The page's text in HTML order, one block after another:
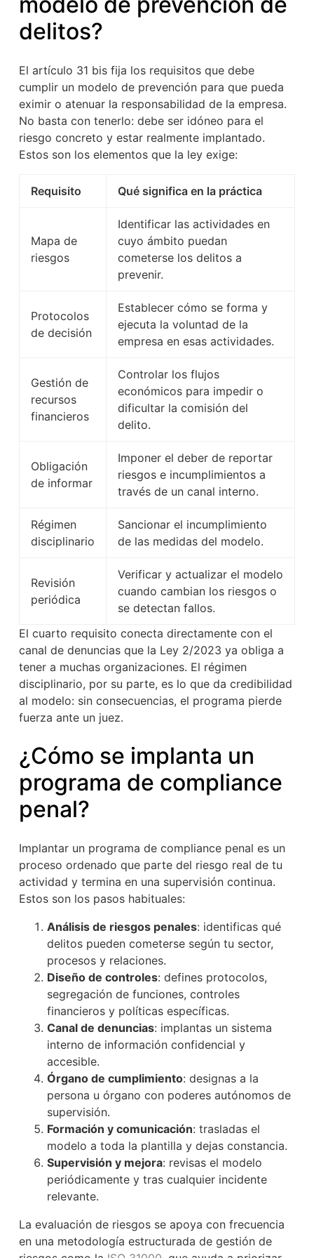
delitos?
El artículo 31 bis fija los requisitos que debe
cumplir un modelo de prevención para que pueda
eximir o atenuar la responsabilidad de la empresa.
No basta con tenerlo: debe ser idóneo para el
riesgo concreto y estar realmente implantado.
Estos son los elementos que la ley exige:
Requisito Qué significa en la práctica
Mapa de
riesgos
Identificar las actividades en
cuyo ámbito puedan
cometerse los delitos a
prevenir.
Protocolos
de decisión
Establecer cómo se forma y
ejecuta la voluntad de la
empresa en esas actividades.
Gestión de
recursos
financieros
Controlar los flujos
económicos para impedir o
dificultar la comisión del
delito.
Obligación
de informar
Imponer el deber de reportar
riesgos e incumplimientos a
través de un canal interno.
Régimen
disciplinario
Sancionar el incumplimiento
de las medidas del modelo.
Revisión
periódica
Verificar y actualizar el modelo
cuando cambian los riesgos o
se detectan fallos.
El cuarto requisito conecta directamente con el
canal de denuncias que la Ley 2/2023 ya obliga a
tener a muchas organizaciones. El régimen
disciplinario, por su parte, es lo que da credibilidad
al modelo: sin consecuencias, el programa pierde
fuerza ante un juez.
¿Cómo se implanta un
programa de compliance
penal?
Implantar un programa de compliance penal es un
proceso ordenado que parte del riesgo real de tu
actividad y termina en una supervisión continua.
Estos son los pasos habituales:
Análisis de riesgos penales: identificas qué
delitos pueden cometerse según tu sector,
procesos y relaciones.
Diseño de controles: defines protocolos,
segregación de funciones, controles
financieros y políticas específicas.
Canal de denuncias: implantas un sistema
interno de información confidencial y
accesible.
Órgano de cumplimiento: designas a la
persona u órgano con poderes autónomos de
supervisión.
Formación y comunicación: trasladas el
modelo a toda la plantilla y dejas constancia.
Supervisión y mejora: revisas el modelo
periódicamente y tras cualquier incidente
relevante.
La evaluación de riesgos se apoya con frecuencia
en una metodología estructurada de gestión de